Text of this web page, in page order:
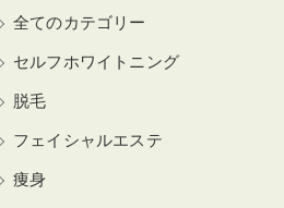
全てのカテゴリー
セルフホワイトニング
脱毛
フェイシャルエステ
痩身